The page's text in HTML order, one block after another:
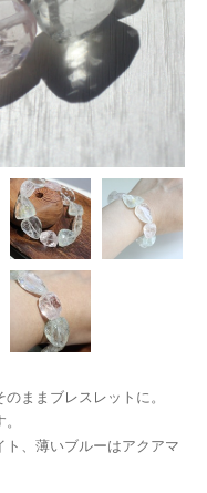
ままブレスレットに。
ト、薄いブルーはアクアマ